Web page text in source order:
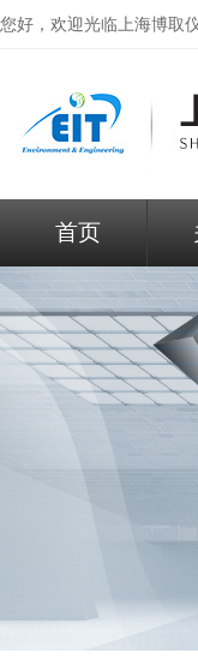
您好，欢迎光临上海博取
首页